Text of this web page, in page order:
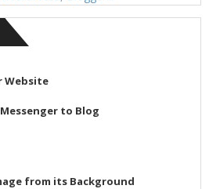
Website
to Blog
from its Background